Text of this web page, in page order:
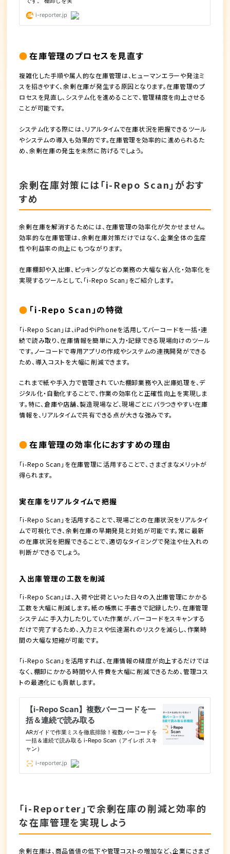
在庫管理のプロセスを見直す
複雑化した手順や属人的な在庫管理は、ヒューマンエラーや発注ミ
スを招きやすく、余剰在庫が発生する原因となります。在庫管理のプ
ロセスを見直し、システム化を進めることで、管理精度を向上させる
ことが可能です。
システム化する際には、リアルタイムで在庫状況を把握できるツール
やシステムの導入も効果的です。在庫管理を効率的に進められるた
め、余剰在庫の発生を未然に防げるでしょう。
余剰在庫対策には「i-Repo Scan」がおす
すめ
余剰在庫を解消するためには、在庫管理の効率化が欠かせません。
効率的な在庫管理は、余剰在庫対策だけではなく、企業全体の生産
性や利益率の向上にもつながります。
在庫棚卸や入出庫、ピッキングなどの業務の大幅な省人化・効率化を
実現するツールとして、「i-Repo Scan」をご紹介します。
「i-Repo Scan」の特徴
「i-Repo Scan」は、iPadやiPhoneを活用してバーコードを一括・連
続で読み取り、在庫情報を簡単に入力・記録できる現場向けのツール
です。ノーコードで専用アプリの作成やシステムの連携開発ができる
ため、導入コストを大幅に削減できます。
これまで紙や手入力で管理されていた棚卸業務や入出庫処理を、デ
ジタル化・自動化することで、作業の効率化と正確性向上を実現しま
す。特に、倉庫や店舗、製造現場など、現場ごとにバラつきやすい在庫
情報を、リアルタイムで共有できる点が大きな強みです。
在庫管理の効率化におすすめの理由
「i-Repo Scan」を在庫管理に活用することで、さまざまなメリットが
得られます。
実在庫をリアルタイムで把握
「i-Repo Scan」を活用することで、現場ごとの在庫状況をリアルタイ
ムで可視化でき、余剰在庫の早期発見と対処が可能です。常に最新
の在庫状況を把握できることで、適切なタイミングで発注や仕入れの
判断ができるでしょう。
入出庫管理の工数を削減
「i-Repo Scan」は、入荷や出荷といった日々の入出庫管理にかかる
工数を大幅に削減します。紙の帳票に手書きで記録したり、在庫管理
システムに手入力したりしていた作業が、バーコードをスキャンする
だけで完了するため、入力ミスや伝達漏れのリスクを減らし、作業時
間の大幅な短縮が可能です。
「i-Repo Scan」を活用すれば、在庫情報の精度が向上するだけでは
なく、棚卸にかかる時間や人件費を大幅に削減できるため、管理コス
トの最適化にも貢献します。
「i-Reporter」で余剰在庫の削減と効率的
な在庫管理を実現しよう
余剰在庫は、商品価値の低下や管理コストの増加など、企業にさまざ